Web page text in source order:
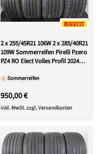
2 x 255/45R21 106W 2 x 285/40R21
109W Sommerreifen Pirelli Pzero
PZ4 RO Elect Volles Profil 2024
Sommerreifen
950,00 €
inkl. MwSt. zzgl. Versandkosten